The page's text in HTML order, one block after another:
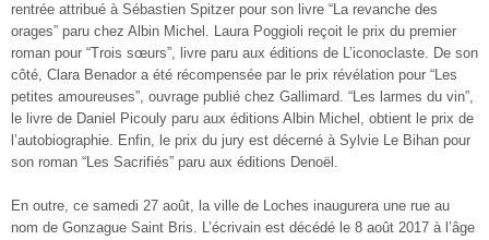
rentrée attribué à Sébastien Spitzer pour son livre “La revanche des
orages” paru chez Albin Michel. Laura Poggioli reçoit le prix du premier
roman pour “Trois sœurs”, livre paru aux éditions de L’iconoclaste. De son
côté, Clara Benador a été récompensée par le prix révélation pour “Les
petites amoureuses”, ouvrage publié chez Gallimard. “Les larmes du vin”,
le livre de Daniel Picouly paru aux éditions Albin Michel, obtient le prix de
l’autobiographie. Enfin, le prix du jury est décerné à Sylvie Le Bihan pour
son roman “Les Sacrifiés” paru aux éditions Denoël.
En outre, ce samedi 27 août, la ville de Loches inaugurera une rue au
nom de Gonzague Saint Bris. L’écrivain est décédé le 8 août 2017 à l’âge